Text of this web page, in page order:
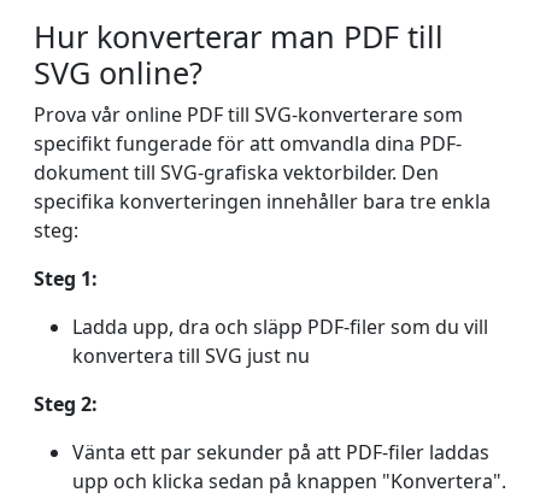
Hur konverterar man PDF till
SVG online?
Prova vår online PDF till SVG-konverterare som
specifikt fungerade för att omvandla dina PDF-
dokument till SVG-grafiska vektorbilder. Den
specifika konverteringen innehåller bara tre enkla
steg:
Steg 1:
Ladda upp, dra och släpp PDF-filer som du vill
konvertera till SVG just nu
Steg 2:
Vänta ett par sekunder på att PDF-filer laddas
upp och klicka sedan på knappen "Konvertera".